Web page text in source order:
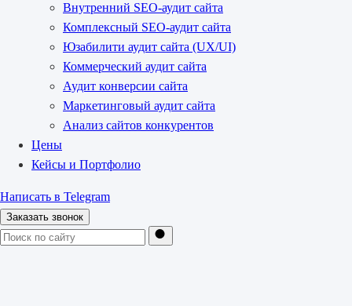
Внутренний SEO-аудит сайта
Комплексный SEO-аудит сайта
Юзабилити аудит сайта (UX/UI)
Коммерческий аудит сайта
Аудит конверсии сайта
Маркетинговый аудит сайта
Анализ сайтов конкурентов
Цены
Кейсы и Портфолио
Написать в Telegram
Заказать звонок